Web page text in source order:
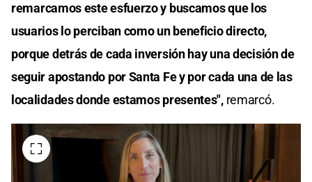
remarcamos este esfuerzo y buscamos que los
usuarios lo perciban como un beneficio directo,
porque detrás de cada inversión hay una decisión de
seguir apostando por Santa Fe y por cada una de las
localidades donde estamos presentes", remarcó.